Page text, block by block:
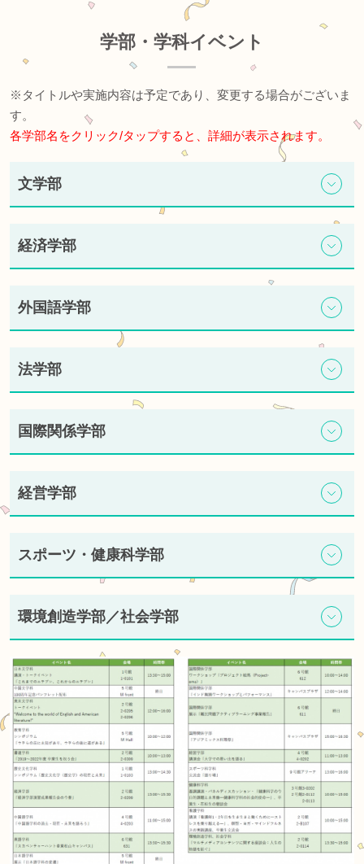
学部・学科イベント
※タイトルや実施内容は予定であり、変更する場合がございま
す。
各学部名をクリック/タップすると、詳細が表示されます。
文学部
経済学部
外国語学部
法学部
国際関係学部
経営学部
スポーツ・健康科学部
環境創造学部／社会学部